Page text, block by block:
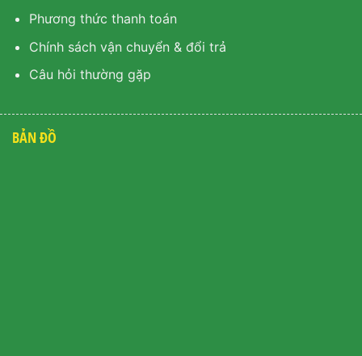
Phương thức thanh toán
Chính sách vận chuyển & đổi trả
Câu hỏi thường gặp
BẢN ĐỒ